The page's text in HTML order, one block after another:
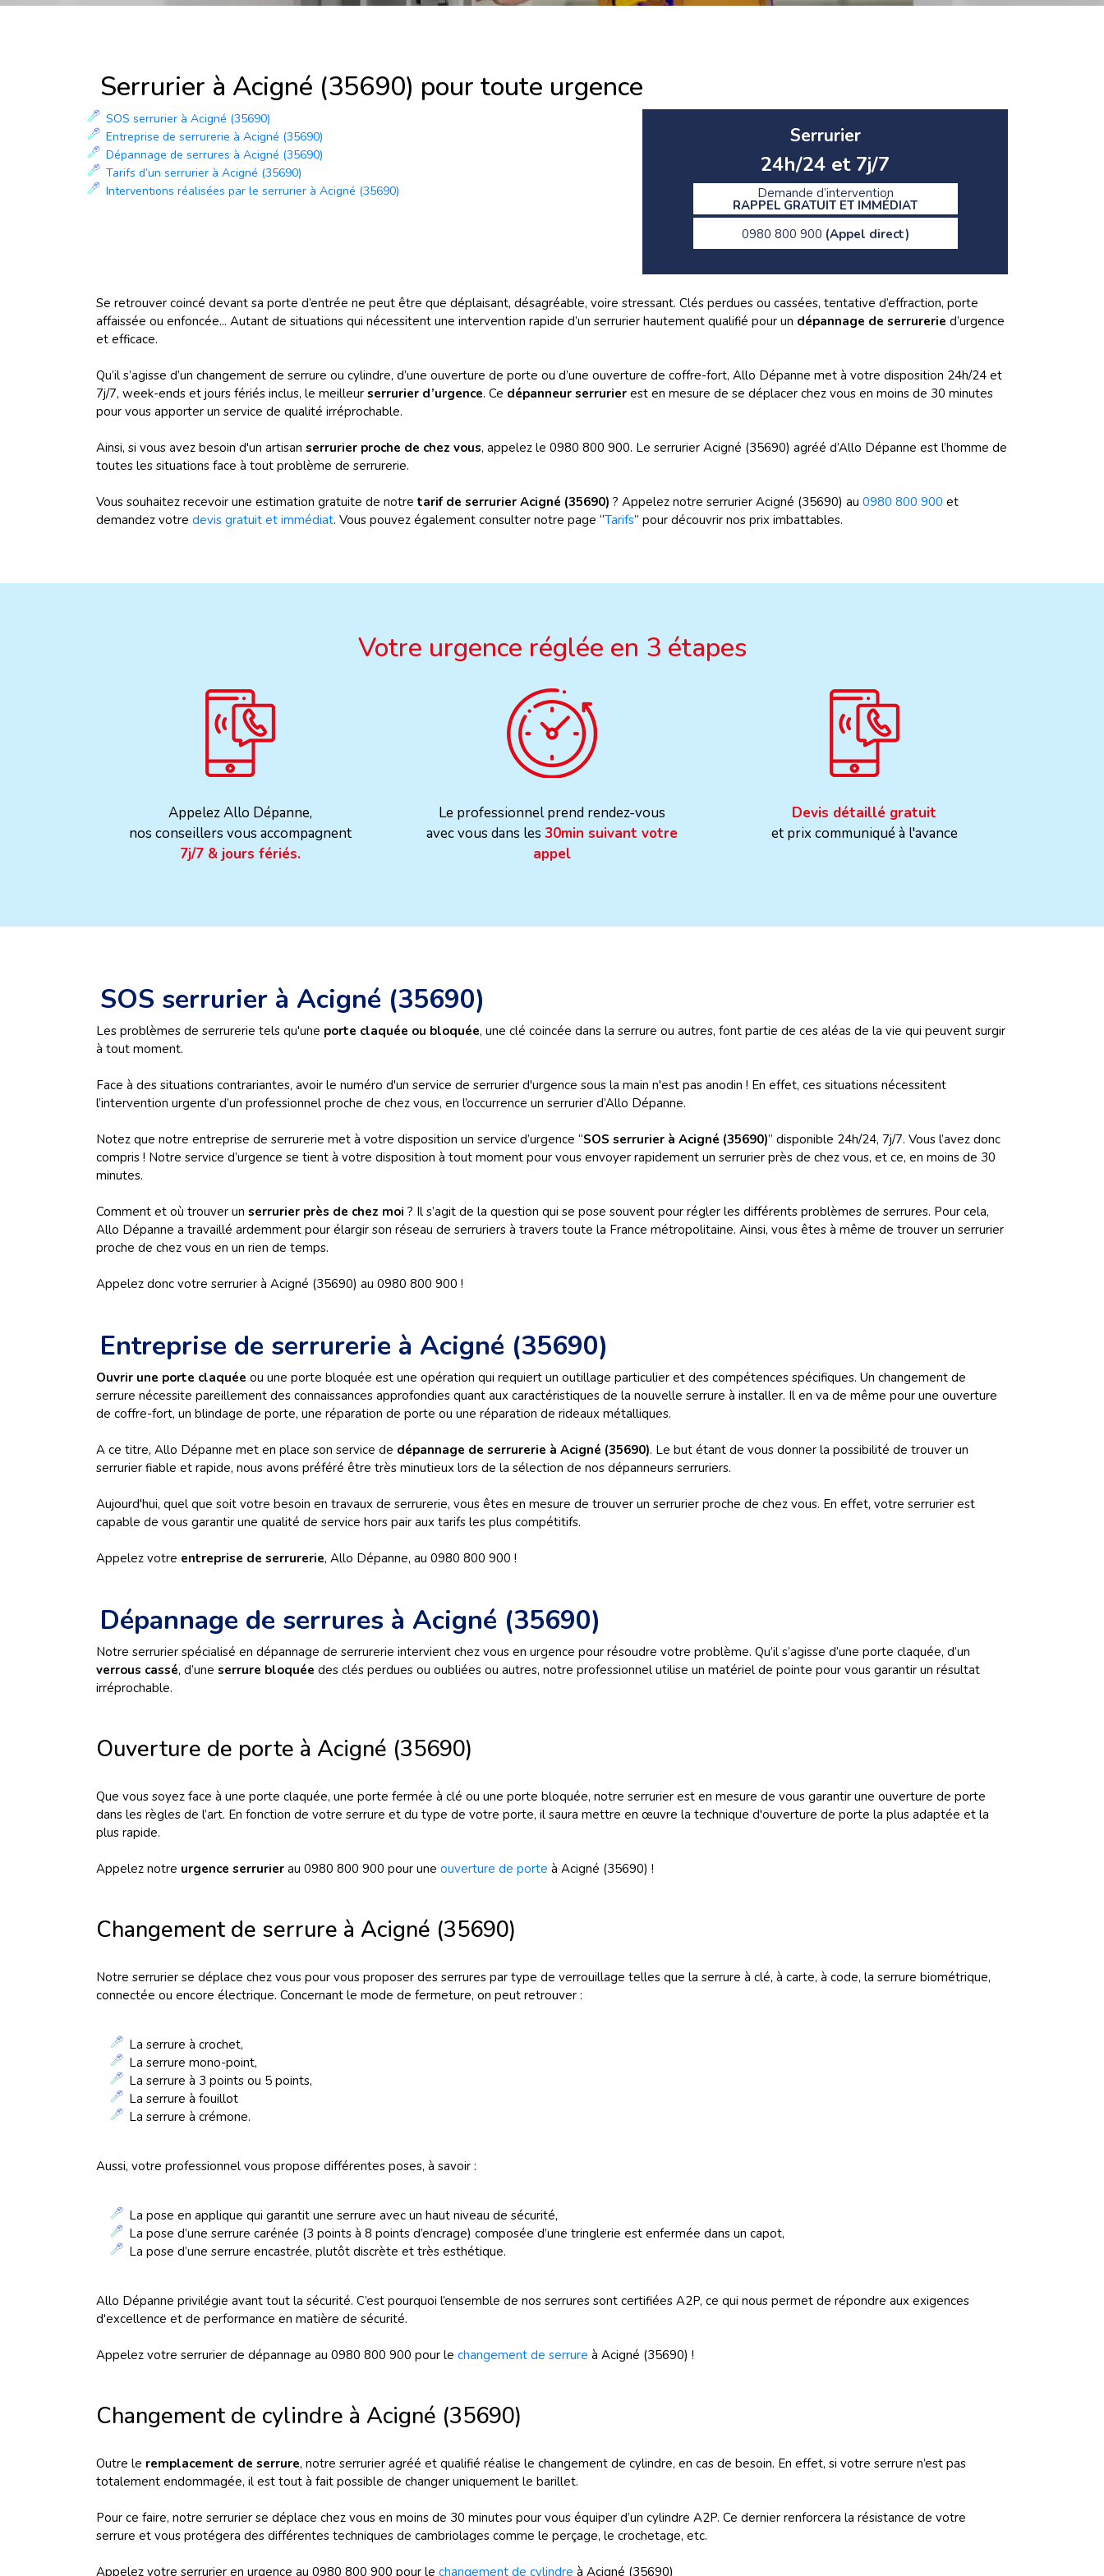
Serrurier à Acigné (35690) pour toute urgence
SOS serrurier à Acigné (35690)
Entreprise de serrurerie à Acigné (35690)
Dépannage de serrures à Acigné (35690)
Tarifs d’un serrurier à Acigné (35690)
Interventions réalisées par le serrurier à Acigné (35690)
Serrurier
24h/24 et 7j/7
Demande d’intervention
RAPPEL GRATUIT ET IMMÉDIAT
0980 800 900 (Appel direct)
Se retrouver coincé devant sa porte d’entrée ne peut être que déplaisant, désagréable, voire stressant. Clés perdues ou cassées, tentative d’effraction, porte
affaissée ou enfoncée... Autant de situations qui nécessitent une intervention rapide d’un serrurier hautement qualifié pour un dépannage de serrurerie d’urgence
et efficace.
Qu’il s’agisse d’un changement de serrure ou cylindre, d’une ouverture de porte ou d’une ouverture de coffre-fort, Allo Dépanne met à votre disposition 24h/24 et
7j/7, week-ends et jours fériés inclus, le meilleur serrurier d’urgence. Ce dépanneur serrurier est en mesure de se déplacer chez vous en moins de 30 minutes
pour vous apporter un service de qualité irréprochable.
Ainsi, si vous avez besoin d'un artisan serrurier proche de chez vous, appelez le 0980 800 900. Le serrurier Acigné (35690) agréé d’Allo Dépanne est l’homme de
toutes les situations face à tout problème de serrurerie.
Vous souhaitez recevoir une estimation gratuite de notre tarif de serrurier Acigné (35690) ? Appelez notre serrurier Acigné (35690) au 0980 800 900 et
demandez votre devis gratuit et immédiat. Vous pouvez également consulter notre page “Tarifs” pour découvrir nos prix imbattables.
Votre urgence réglée en 3 étapes
Appelez Allo Dépanne,
nos conseillers vous accompagnent
7j/7 & jours fériés.
Le professionnel prend rendez-vous
avec vous dans les 30min suivant votre
appel
Devis détaillé gratuit
et prix communiqué à l'avance
SOS serrurier à Acigné (35690)
Les problèmes de serrurerie tels qu'une porte claquée ou bloquée, une clé coincée dans la serrure ou autres, font partie de ces aléas de la vie qui peuvent surgir
à tout moment.
Face à des situations contrariantes, avoir le numéro d'un service de serrurier d'urgence sous la main n'est pas anodin ! En effet, ces situations nécessitent
l’intervention urgente d’un professionnel proche de chez vous, en l’occurrence un serrurier d’Allo Dépanne.
Notez que notre entreprise de serrurerie met à votre disposition un service d’urgence “SOS serrurier à Acigné (35690)” disponible 24h/24, 7j/7. Vous l’avez donc
compris ! Notre service d’urgence se tient à votre disposition à tout moment pour vous envoyer rapidement un serrurier près de chez vous, et ce, en moins de 30
minutes.
Comment et où trouver un serrurier près de chez moi ? Il s’agit de la question qui se pose souvent pour régler les différents problèmes de serrures. Pour cela,
Allo Dépanne a travaillé ardemment pour élargir son réseau de serruriers à travers toute la France métropolitaine. Ainsi, vous êtes à même de trouver un serrurier
proche de chez vous en un rien de temps.
Appelez donc votre serrurier à Acigné (35690) au 0980 800 900 !
Entreprise de serrurerie à Acigné (35690)
Ouvrir une porte claquée ou une porte bloquée est une opération qui requiert un outillage particulier et des compétences spécifiques. Un changement de
serrure nécessite pareillement des connaissances approfondies quant aux caractéristiques de la nouvelle serrure à installer. Il en va de même pour une ouverture
de coffre-fort, un blindage de porte, une réparation de porte ou une réparation de rideaux métalliques.
A ce titre, Allo Dépanne met en place son service de dépannage de serrurerie à Acigné (35690). Le but étant de vous donner la possibilité de trouver un
serrurier fiable et rapide, nous avons préféré être très minutieux lors de la sélection de nos dépanneurs serruriers.
Aujourd'hui, quel que soit votre besoin en travaux de serrurerie, vous êtes en mesure de trouver un serrurier proche de chez vous. En effet, votre serrurier est
capable de vous garantir une qualité de service hors pair aux tarifs les plus compétitifs.
Appelez votre entreprise de serrurerie, Allo Dépanne, au 0980 800 900 !
Dépannage de serrures à Acigné (35690)
Notre serrurier spécialisé en dépannage de serrurerie intervient chez vous en urgence pour résoudre votre problème. Qu’il s’agisse d’une porte claquée, d’un
verrous cassé, d’une serrure bloquée des clés perdues ou oubliées ou autres, notre professionnel utilise un matériel de pointe pour vous garantir un résultat
irréprochable.
Ouverture de porte à Acigné (35690)
Que vous soyez face à une porte claquée, une porte fermée à clé ou une porte bloquée, notre serrurier est en mesure de vous garantir une ouverture de porte
dans les règles de l’art. En fonction de votre serrure et du type de votre porte, il saura mettre en œuvre la technique d'ouverture de porte la plus adaptée et la
plus rapide.
Appelez notre urgence serrurier au 0980 800 900 pour une ouverture de porte à Acigné (35690) !
Changement de serrure à Acigné (35690)
Notre serrurier se déplace chez vous pour vous proposer des serrures par type de verrouillage telles que la serrure à clé, à carte, à code, la serrure biométrique,
connectée ou encore électrique. Concernant le mode de fermeture, on peut retrouver :
La serrure à crochet,
La serrure mono-point,
La serrure à 3 points ou 5 points,
La serrure à fouillot
La serrure à crémone.
Aussi, votre professionnel vous propose différentes poses, à savoir :
La pose en applique qui garantit une serrure avec un haut niveau de sécurité,
La pose d’une serrure carénée (3 points à 8 points d’encrage) composée d’une tringlerie est enfermée dans un capot,
La pose d’une serrure encastrée, plutôt discrète et très esthétique.
Allo Dépanne privilégie avant tout la sécurité. C’est pourquoi l’ensemble de nos serrures sont certifiées A2P, ce qui nous permet de répondre aux exigences
d'excellence et de performance en matière de sécurité.
Appelez votre serrurier de dépannage au 0980 800 900 pour le changement de serrure à Acigné (35690) !
Changement de cylindre à Acigné (35690)
Outre le remplacement de serrure, notre serrurier agréé et qualifié réalise le changement de cylindre, en cas de besoin. En effet, si votre serrure n’est pas
totalement endommagée, il est tout à fait possible de changer uniquement le barillet.
Pour ce faire, notre serrurier se déplace chez vous en moins de 30 minutes pour vous équiper d’un cylindre A2P. Ce dernier renforcera la résistance de votre
serrure et vous protégera des différentes techniques de cambriolages comme le perçage, le crochetage, etc.
Appelez votre serrurier en urgence au 0980 800 900 pour le changement de cylindre à Acigné (35690)